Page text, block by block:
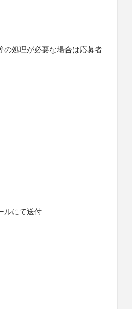
処理が必要な場合は応募者
ルにて送付